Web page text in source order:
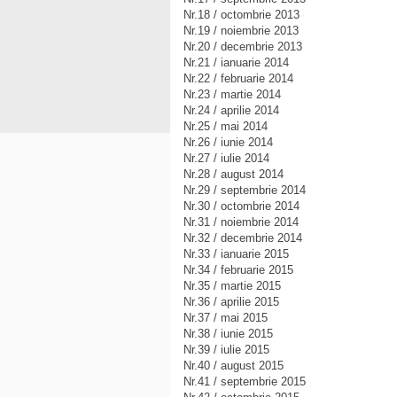
Nr.18 / octombrie 2013
Nr.19 / noiembrie 2013
Nr.20 / decembrie 2013
Nr.21 / ianuarie 2014
Nr.22 / februarie 2014
Nr.23 / martie 2014
Nr.24 / aprilie 2014
Nr.25 / mai 2014
Nr.26 / iunie 2014
Nr.27 / iulie 2014
Nr.28 / august 2014
Nr.29 / septembrie 2014
Nr.30 / octombrie 2014
Nr.31 / noiembrie 2014
Nr.32 / decembrie 2014
Nr.33 / ianuarie 2015
Nr.34 / februarie 2015
Nr.35 / martie 2015
Nr.36 / aprilie 2015
Nr.37 / mai 2015
Nr.38 / iunie 2015
Nr.39 / iulie 2015
Nr.40 / august 2015
Nr.41 / septembrie 2015